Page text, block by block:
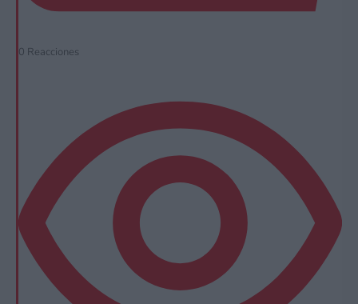
0 Reacciones